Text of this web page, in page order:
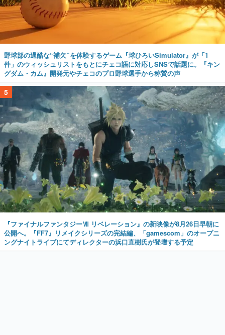
野球部の過酷な“補欠”を体験するゲーム『球ひろいSimulator』が「1
件」のウィッシュリストをもとにチェコ語に対応しSNSで話題に。『キン
グダム・カム』開発元やチェコのプロ野球選手から称賛の声
5
『ファイナルファンタジーⅦ リベレーション』の新映像が8月26日早朝に
公開へ。『FF7』リメイクシリーズの完結編、「gamescom」のオープニ
ングナイトライブにてディレクターの浜口直樹氏が登壇する予定